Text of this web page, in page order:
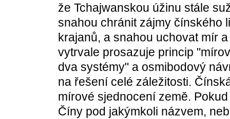
že Tchajwanskou úžinu stále
snahou chránit zájmy čínského
krajanů, a snahou uchovat mír
vytrvale prosazuje princip
dva systémy" a osmibodový
na řešení celé záležitosti.
mírové sjednocení země.
Číny pod jakýmkoli názvem,